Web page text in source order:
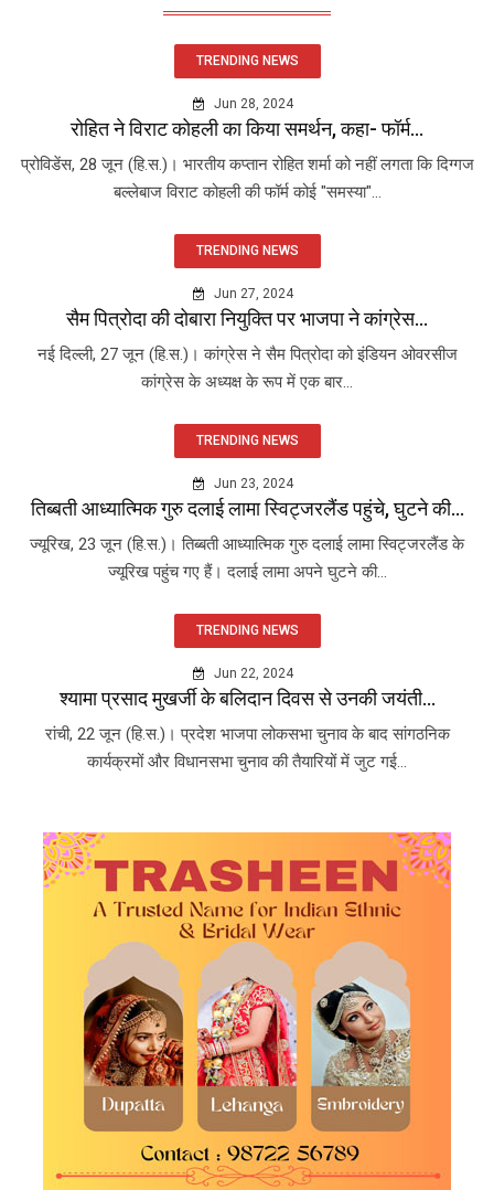
TRENDING NEWS
Jun 28, 2024
रोहित ने विराट कोहली का किया समर्थन, कहा- फॉर्म...
प्रोविडेंस, 28 जून (हि.स.)। भारतीय कप्तान रोहित शर्मा को नहीं लगता कि दिग्गज
बल्लेबाज विराट कोहली की फॉर्म कोई "समस्या"...
TRENDING NEWS
Jun 27, 2024
सैम पित्रोदा की दोबारा नियुक्ति पर भाजपा ने कांग्रेस...
नई दिल्ली, 27 जून (हि.स.)। कांग्रेस ने सैम पित्रोदा को इंडियन ओवरसीज
कांग्रेस के अध्यक्ष के रूप में एक बार...
TRENDING NEWS
Jun 23, 2024
तिब्बती आध्यात्मिक गुरु दलाई लामा स्विट्जरलैंड पहुंचे, घुटने की...
ज्यूरिख, 23 जून (हि.स.)। तिब्बती आध्यात्मिक गुरु दलाई लामा स्विट्जरलैंड के
ज्यूरिख पहुंच गए हैं। दलाई लामा अपने घुटने की...
TRENDING NEWS
Jun 22, 2024
श्यामा प्रसाद मुखर्जी के बलिदान दिवस से उनकी जयंती...
रांची, 22 जून (हि.स.)। प्रदेश भाजपा लोकसभा चुनाव के बाद सांगठनिक
कार्यक्रमों और विधानसभा चुनाव की तैयारियों में जुट गई...